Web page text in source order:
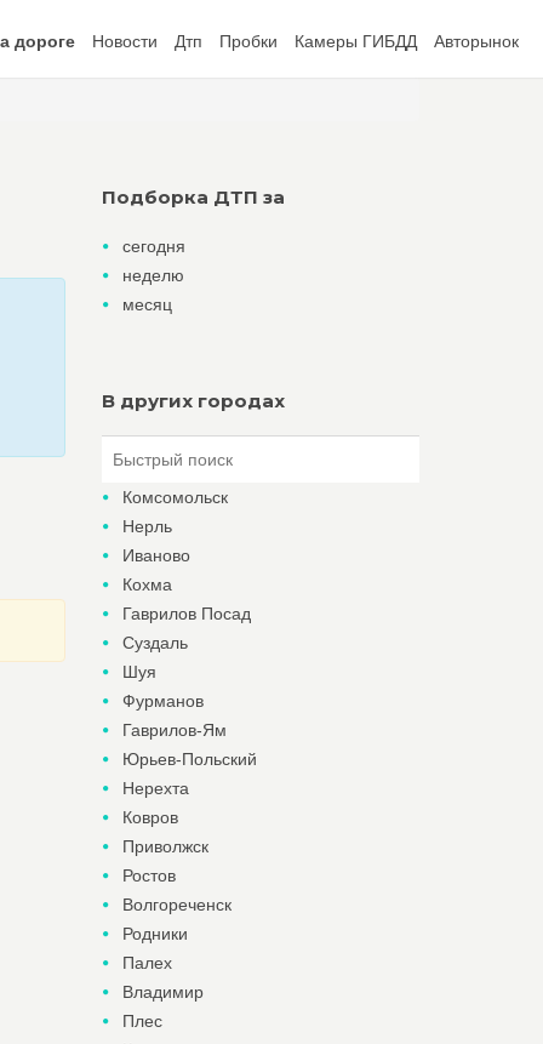
дороге Новости Дтп Пробки Камеры ГИБДД Авторынок
Подборка ДТП за
сегодня
неделю
месяц
В других городах
Комсомольск
Нерль
Иваново
Кохма
Гаврилов Посад
Суздаль
Шуя
Фурманов
Гаврилов-Ям
Юрьев-Польский
Нерехта
Ковров
Приволжск
Ростов
Волгореченск
Родники
Палех
Владимир
Плес